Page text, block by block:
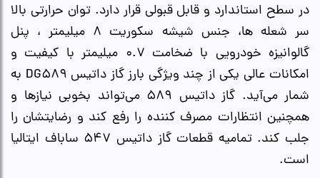
در سطح استاندارد و قابل قبولی قرار دارد. توان حرارتی بالا
سر شعله ها، جنس شیشه سکوریت 8 میلیمتر ، پنل
گالوانیزه خودرویی با ضخامت 0.7 میلیمتر با کیفیت و
امکانات عالی یکی از چند ویژگی بارز گاز داتیس DG589 به
شمار می‌آید. گاز داتیس 589 می‌تواند بخوبی نیازها و
همچنین انتظارات مصرف کننده را رفع کند و رضایتشان را
جلب کند. تمامیه قطعات گاز داتیس 547 ساباف ایتالیا
است.